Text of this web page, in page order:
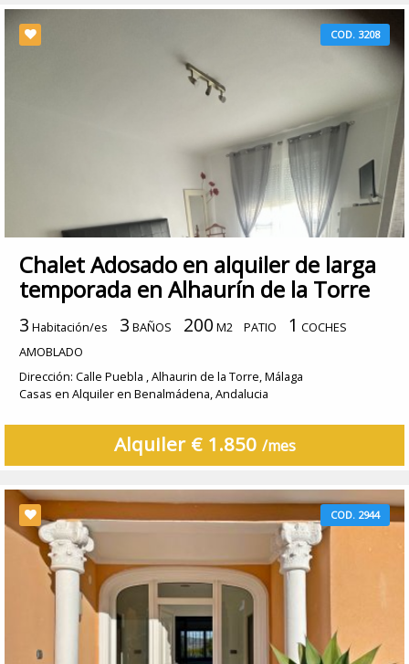
COD. 3208
Chalet Adosado en alquiler de larga
temporada en Alhaurín de la Torre
3 Habitación/es 3 BAÑOS 200 M2 PATIO 1 COCHES
AMOBLADO
Dirección: Calle Puebla , Alhaurin de la Torre, Málaga
Casas en Alquiler en Benalmádena, Andalucia
Alquiler € 1.850 /mes
COD. 2944